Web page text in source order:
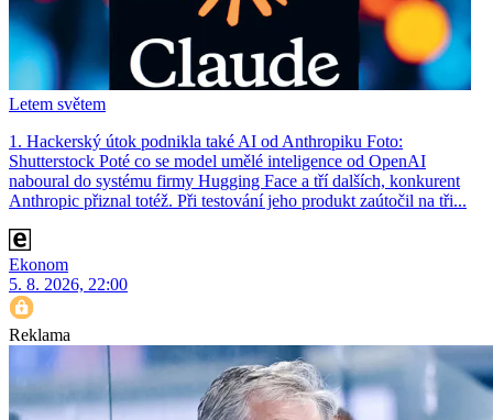
Letem světem
1. Hackerský útok podnikla také AI od Anthropiku Foto:
Shutterstock Poté co se model umělé inteligence od OpenAI
naboural do systému firmy Hugging Face a tří dalších, konkurent
Anthro­pic přiznal totéž. Při testování jeho produkt zaútočil na tři...
Ekonom
5. 8. 2026, 22:00
Reklama